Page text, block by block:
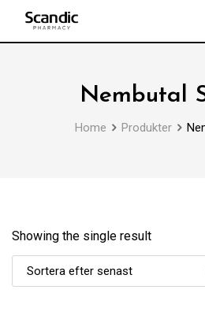
Nembutal
Home Produkter
Showing the single result